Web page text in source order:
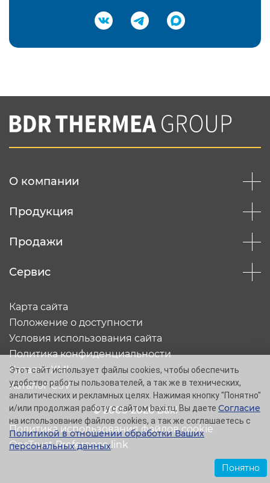
Подтвердить e-mail
Вы соглашаетесь с нашей политикой
конфеденциальности
О компании
Продукция
Продажи
Сервис
© 2005-2026 Baxi
Карта сайта
Положение о доступности
Условия использования сайта
Политика конфиденциальности
Каталог XML
Каталог CSV
Политика использования файлов cookie
OneTrust Preference link
Этот сайт использует файлы cookies, чтобы обеспечить
удобство работы пользователей, а так же в технических,
аналитических и рекламных целях. Нажимая кнопку "Понятно"
и/или продолжая работу с сайтом baxi.ru, Вы даете Согласие
на использование файлов cookies, а так же соглашаетесь с
Политикой в отношении обработки Ваших
персональных данных.
Понятно